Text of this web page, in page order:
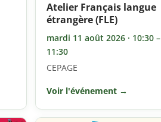
Atelier Français langue
étrangère (FLE)
mardi 11 août 2026 · 10:30 –
11:30
CEPAGE
Voir l'événement →